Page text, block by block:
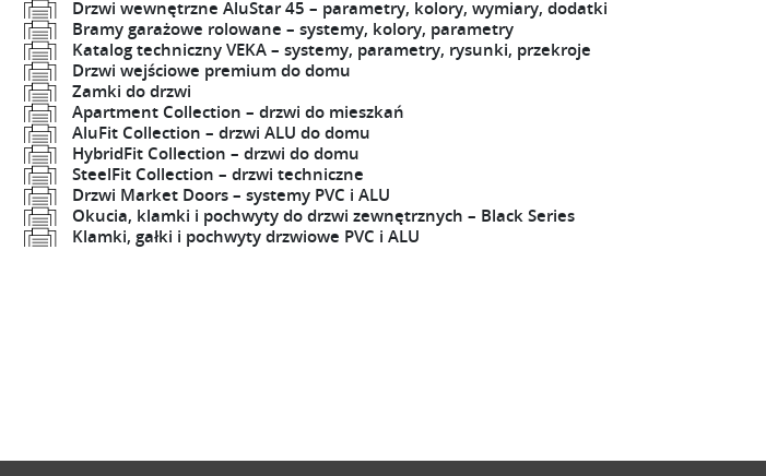
Drzwi wewnętrzne AluStar 45 – parametry, kolory, wymiary, dodatki
Bramy garażowe rolowane – systemy, kolory, parametry
Katalog techniczny VEKA – systemy, parametry, rysunki, przekroje
Drzwi wejściowe premium do domu
Zamki do drzwi
Apartment Collection – drzwi do mieszkań
AluFit Collection – drzwi ALU do domu
HybridFit Collection – drzwi do domu
SteelFit Collection – drzwi techniczne
Drzwi Market Doors – systemy PVC i ALU
Okucia, klamki i pochwyty do drzwi zewnętrznych – Black Series
Klamki, gałki i pochwyty drzwiowe PVC i ALU